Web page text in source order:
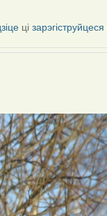
цізарэгіструйцеся